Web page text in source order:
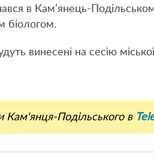
в Кам’янець-
біологом.
винесені на сесію
Кам'янця-Подільського в